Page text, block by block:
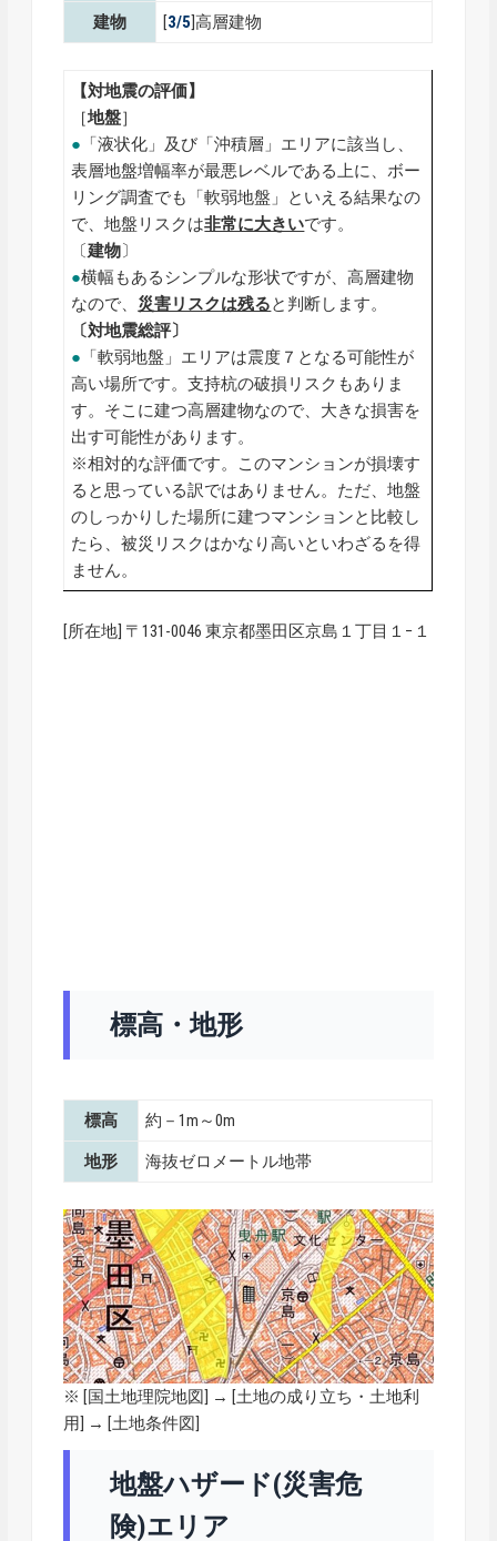
建物 [3/5]高層建物
【対地震の評価】
［地盤］
● 「液状化」及び「沖積層」エリアに該当し、
表層地盤増幅率が最悪レベルである上に、ボー
リング調査でも「軟弱地盤」といえる結果なの
で、地盤リスクは非常に大きいです。
〔建物〕
●横幅もあるシンプルな形状ですが、高層建物
なので、 災害リスクは残ると判断します。
〔対地震総評〕
● 「軟弱地盤」エリアは震度７となる可能性が
高い場所です。支持杭の破損リスクもありま
す。そこに建つ高層建物なので、大きな損害を
出す可能性があります。
※相対的な評価です。このマンションが損壊す
ると思っている訳ではありません。ただ、地盤
のしっかりした場所に建つマンションと比較し
たら、被災リスクはかなり高いといわざるを得
ません。
[所在地] 〒131-0046 東京都墨田区京島１丁目１−１
標高・地形
標高 約－1m～0m
地形 海抜ゼロメートル地帯
※ [国土地理院地図] → [土地の成り立ち・土地利
用] → [土地条件図]
地盤ハザード(災害危
険)エリア